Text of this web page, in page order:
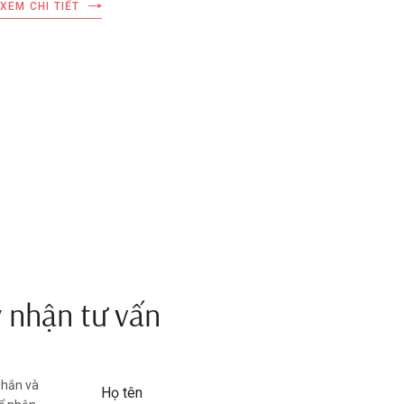
hiểm như thế nào?
XEM CHI TIẾT
tư vấn
và